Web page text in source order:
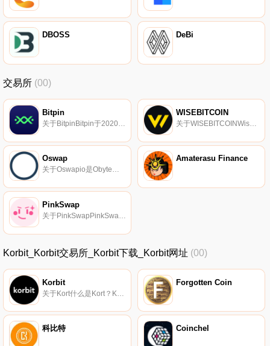
DBOSS DeBi
交易所 (00)
Bitpin
关于BitpinBitpin于2020年推出,是一家伊朗加密货币交易所。它支持60多对现货交易,并支持伊朗里亚尔。预计很快将支持未来和衍生交易,并扩大其在中东的活动.
WISEBITCOIN
Oswap
关于Oswapio是Obyte的自动代币交换。价格是使用一种称为“恒定产品做市商”的机制自动设定的。Oswap.io为流动性提供商带来了比其他DEX更好的收益,并为交易员提供了无需清算的杠杆交易.
Amaterasu Finance
PinkSwap
关于PinkSwapPinkSwap是一个去中心化的交易所,用于将BEP-20代币交换给PinkArmy。PinkSwap使用自动做市商（AMM）模型。这意味着,虽然你可以在平台上交易数字资产,但没有一个订单簿可以让你与其他人匹配。相反,你交易的是流动性池.
Korbit_Korbit交易所_Korbit下载_Korbit网址 (00)
Korbit Forgotten Coin
科比特 Coinchel